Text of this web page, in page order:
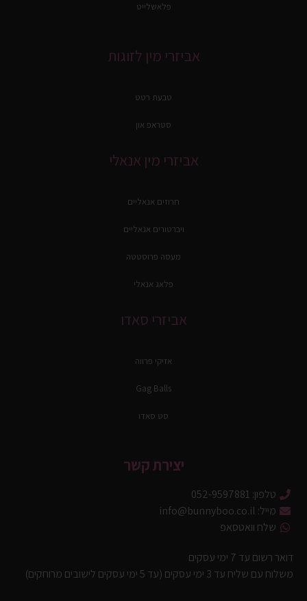
פלאשלייט
אביזרי מין לזוגות
טבעת רטט
סטראפ און
אביזרי מין אנאלי
חרוזים אנאליים
ויברטורים אנאליים
מעסה פרוסטטה
פלאג אנאלי
אביזרי סאדו
אזיקי פרווה
Gag Balls
סט סאדו
יצירת קשר
טלפון: 052-9597881
מייל: info@bunnyboo.co.il
שלח וואטסאפ
דואר רשום עד 7 ימי עסקים
משלוח עם שליח עד 3 ימי עסקים (עד 5 ימי עסקים לישובים מרוחקים)